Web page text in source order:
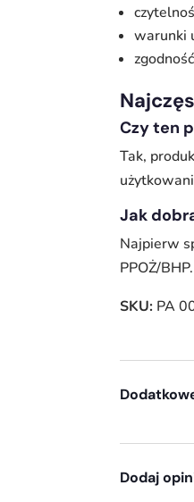
warunki
Czy ten
Tak,
Jak
Najpierw
PPOŻ/BHP.
SKU: PA
Dodaj